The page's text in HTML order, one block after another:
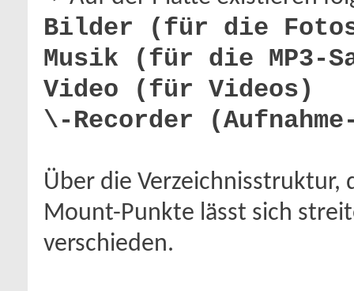
Bilder (für die
Musik (für die MP3-
Video (für Videos)
\-Recorder
Über die Verzeichnisstruktur,
Mount-Punkte lässt sich
verschieden.